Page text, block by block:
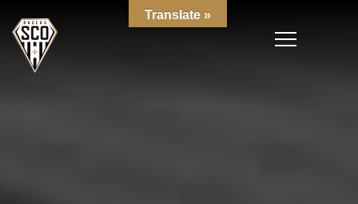
Translate »